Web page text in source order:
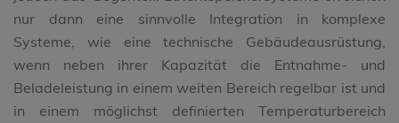
nur dann eine sinnvolle Integration in komplexe
Systeme, wie eine technische Gebäudeausrüstung,
wenn neben ihrer Kapazität die Entnahme- und
Beladeleistung in einem weiten Bereich regelbar ist und
in einem möglichst definierten Temperaturbereich